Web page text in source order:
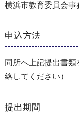
横浜市教育委員会
申込方法
同所へ上記提出書
絡してください）
提出期間